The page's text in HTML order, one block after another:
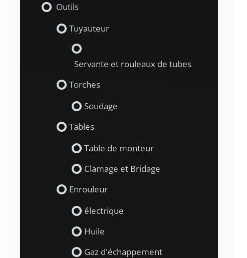
Outils
Tuyauteur
Servante et rouleaux de tubes
Torches
Soudage
Tables
Table de monteur
Clamage et Bridage
Enrouleur
électrique
Huile
Gaz d'échappement